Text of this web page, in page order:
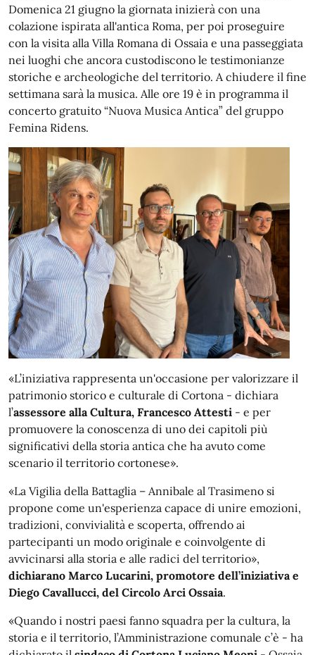
Domenica 21 giugno la giornata inizierà con una
colazione ispirata all'antica Roma, per poi proseguire
con la visita alla Villa Romana di Ossaia e una passeggiata
nei luoghi che ancora custodiscono le testimonianze
storiche e archeologiche del territorio. A chiudere il fine
settimana sarà la musica. Alle ore 19 è in programma il
concerto gratuito “Nuova Musica Antica” del gruppo
Femina Ridens.
«L’iniziativa rappresenta un'occasione per valorizzare il
patrimonio storico e culturale di Cortona - dichiara
l’assessore alla Cultura, Francesco Attesti - e per
promuovere la conoscenza di uno dei capitoli più
significativi della storia antica che ha avuto come
scenario il territorio cortonese».
«La Vigilia della Battaglia – Annibale al Trasimeno si
propone come un'esperienza capace di unire emozioni,
tradizioni, convivialità e scoperta, offrendo ai
partecipanti un modo originale e coinvolgente di
avvicinarsi alla storia e alle radici del territorio»,
dichiarano Marco Lucarini, promotore dell’iniziativa e
Diego Cavallucci, del Circolo Arci Ossaia.
«Quando i nostri paesi fanno squadra per la cultura, la
storia e il territorio, l’Amministrazione comunale c’è - ha